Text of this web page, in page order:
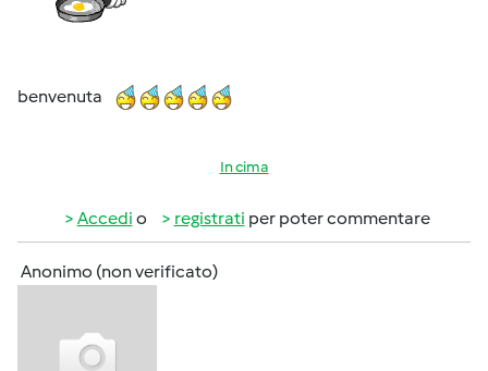
benvenuta
In cima
Accedi o registrati per poter commentare
Anonimo (non verificato)